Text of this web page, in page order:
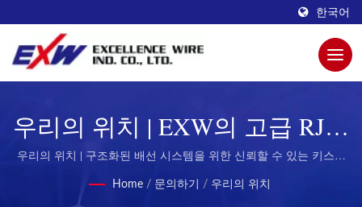
한국어
우리의 위치 | EXW의 고급 RJ45
커넥터로 네트워크 신뢰성 극대
화
우리의 위치 | 구조화된 배선 시스템을 위한 신뢰할 수 있는 키스톤
Home / 문의하기 / 우리의 위치